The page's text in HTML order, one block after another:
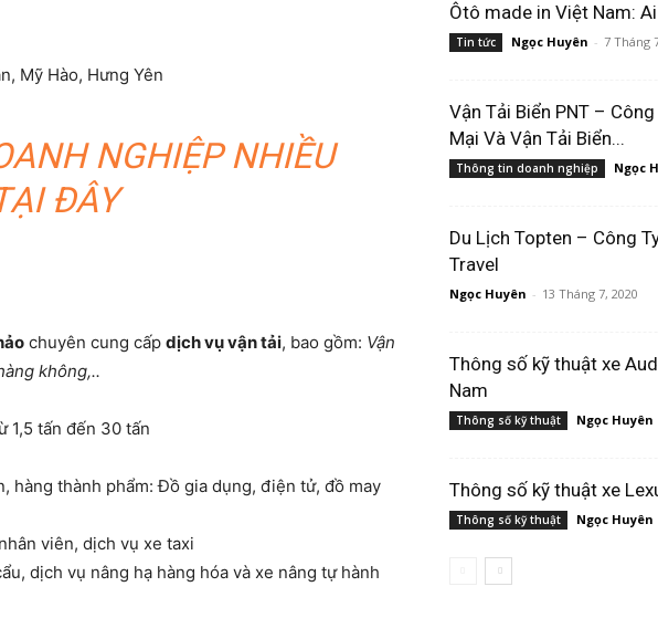
Mỹ Hào, Hưng Yên
NGHIỆP NHIỀU
ĐÂY
chuyên cung cấp dịch vụ vận tải, bao gồm: Vận
không,..
1,5 tấn đến 30 tấn
hàng thành phẩm: Đồ gia dụng, điện tử, đồ may
viên, dịch vụ xe taxi
dịch vụ nâng hạ hàng hóa và xe nâng tự hành
Ôtô made in Việt Nam:
Tin tức Ngọc Huyên - 7 Tháng
Vận Tải Biển PNT –
Mại Và Vận Tải Biển...
Thông tin doanh nghiệp Ngọc
Du Lịch Topten – Công
Travel
Ngọc Huyên - 13 Tháng 7, 2020
Thông số kỹ thuật xe
Nam
Thông số kỹ thuật Ngọc Huyên
Thông số kỹ thuật xe
Thông số kỹ thuật Ngọc Huyên